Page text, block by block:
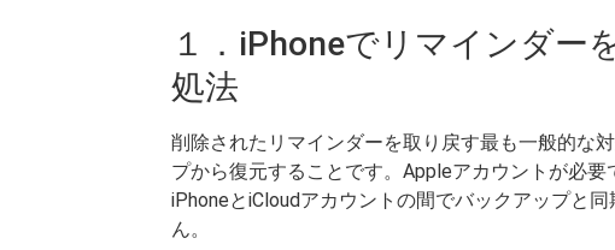
１．iPhoneでリマインダー
処法
削除されたリマインダーを取り戻す最も一般的な
プから復元することです。Appleアカウントが必
iPhoneとiCloudアカウントの間でバックアップと
ん。